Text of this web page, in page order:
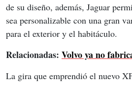
de su diseño, además, Jaguar
sea personalizable con una gran
para el exterior y el habitáculo.
Relacionadas: Volvo ya no
La gira que emprendió el nuevo